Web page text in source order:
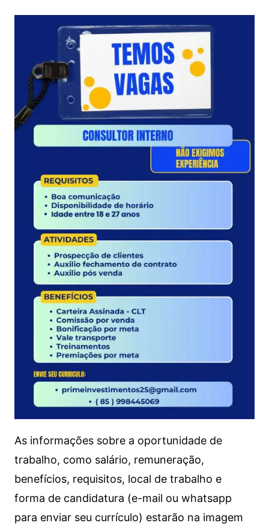
As informações sobre a oportunidade de
trabalho, como salário, remuneração,
benefícios, requisitos, local de trabalho e
forma de candidatura (e-mail ou whatsapp
para enviar seu currículo) estarão na imagem